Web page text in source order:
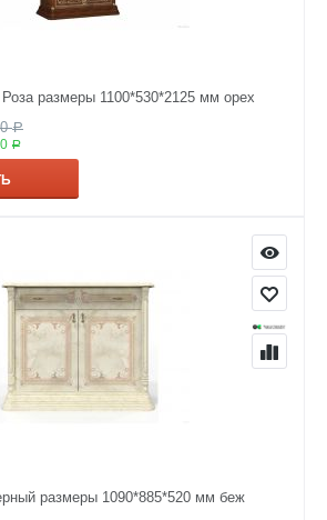
размеры 1100*530*2125 мм орех
Р
Р
размеры 1090*885*520 мм беж